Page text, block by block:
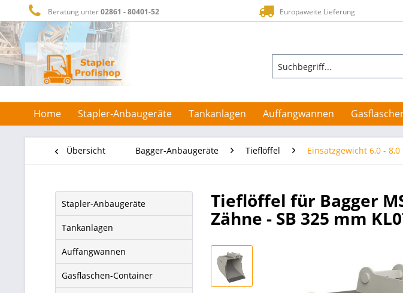
Beratung unter02861 - 80401-52 Europaweite Lieferung
Home Stapler-Anbaugeräte Tankanlagen Auffangwannen
Übersicht Bagger-Anbaugeräte Tieflöffel Einsatzgewicht 6,0 - 8,0
Stapler-Anbaugeräte
Tankanlagen
Auffangwannen
Gasflaschen-Container
Tieflöffel für Bagger
Zähne - SB 325 mm